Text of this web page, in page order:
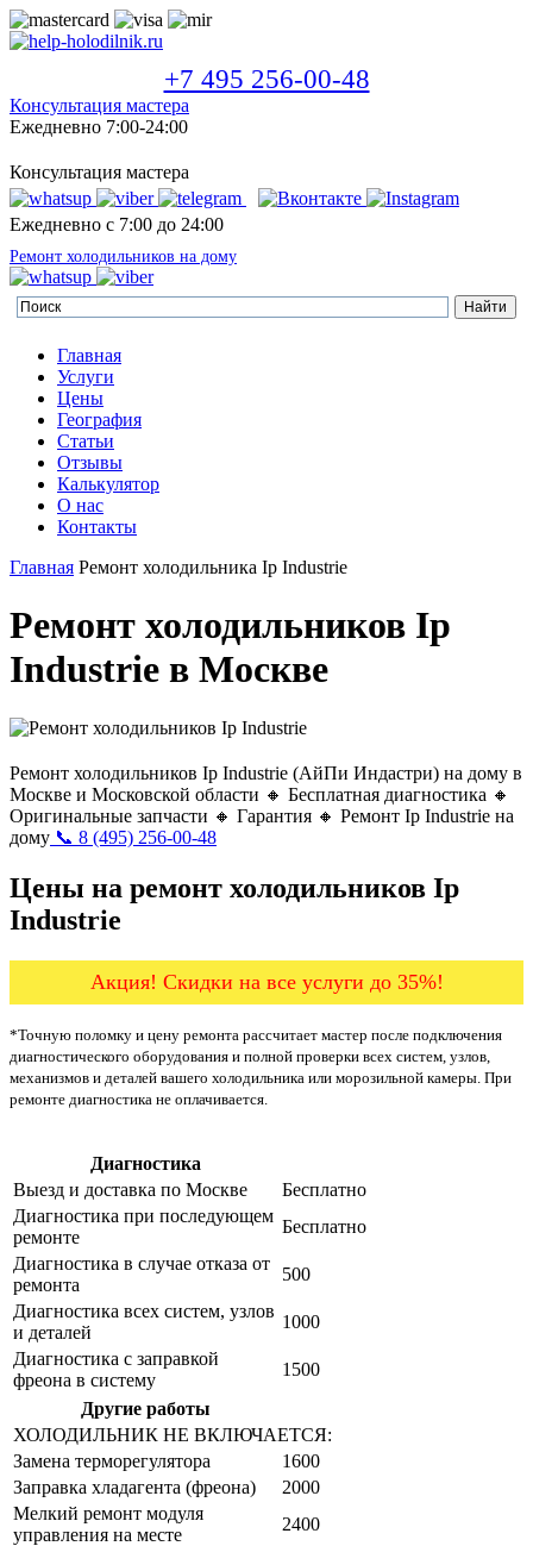
+7 495 256-00-48
Консультация мастера
Ежедневно 7:00-24:00
Консультация мастера
Ежедневно с 7:00 до 24:00
Ремонт холодильников на дому
Главная
Услуги
Цены
География
Статьи
Отзывы
Калькулятор
О нас
Контакты
Главная Ремонт холодильника Ip Industrie
Ремонт холодильников Ip
Industrie в Москве
Ремонт холодильников Ip Industrie (АйПи Индастри) на дому в
Москве и Московской области 🔸 Бесплатная диагностика 🔸
Оригинальные запчасти 🔸 Гарантия 🔸 Ремонт Ip Industrie на
дому 📞 8 (495) 256-00-48
Цены на ремонт холодильников Ip
Industrie
Акция! Скидки на все услуги до 35%!
*Точную поломку и цену ремонта рассчитает мастер после подключения
диагностического оборудования и полной проверки всех систем, узлов,
механизмов и деталей вашего холодильника или морозильной камеры. При
ремонте диагностика не оплачивается.
Диагностика
Выезд и доставка по Москве
Бесплатно
Диагностика при последующем
ремонте
Бесплатно
Диагностика в случае отказа от
ремонта
500
Диагностика всех систем, узлов
и деталей
1000
Диагностика с заправкой
фреона в систему
1500
Другие работы
ХОЛОДИЛЬНИК НЕ ВКЛЮЧАЕТСЯ:
Замена терморегулятора
1600
Заправка хладагента (фреона)
2000
Мелкий ремонт модуля
управления на месте
2400